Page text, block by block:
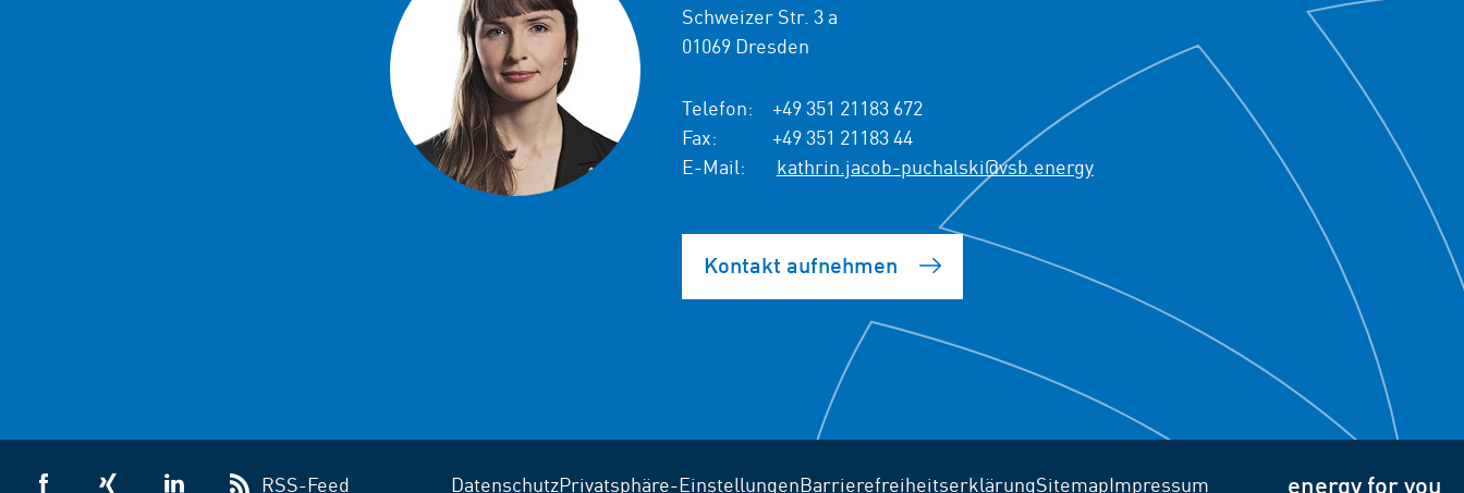
Schweizer Str. 3 a
01069 Dresden
Telefon:
+49 351 21183 672
Fax:
+49 351 21183 44
E-Mail:
kathrin.jacob-puchalski@vsb.energy
Kontakt aufnehmen
RSS-Feed DatenschutzPrivatsphäre-EinstellungenBarrierefreiheitserklärungSitemapImpressum energy for you